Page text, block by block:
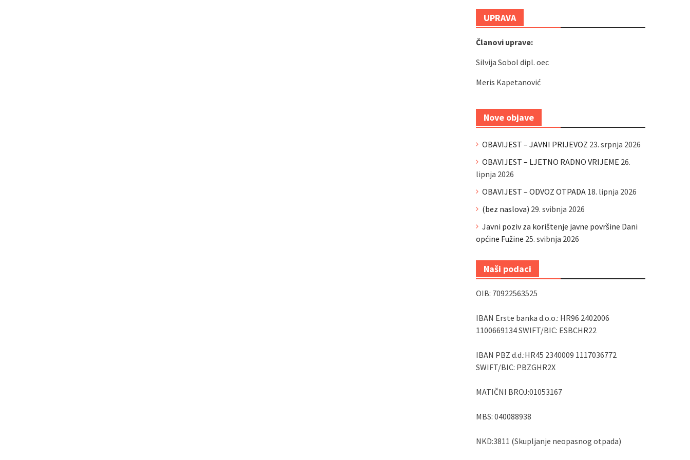
UPRAVA
Članovi uprave:
Silvija Sobol dipl. oec
Meris Kapetanović
Nove objave
OBAVIJEST – JAVNI PRIJEVOZ 23. srpnja 2026
OBAVIJEST – LJETNO RADNO VRIJEME 26.
lipnja 2026
OBAVIJEST – ODVOZ OTPADA 18. lipnja 2026
(bez naslova) 29. svibnja 2026
Javni poziv za korištenje javne površine Dani
općine Fužine 25. svibnja 2026
Naši podaci
OIB: 70922563525
IBAN Erste banka d.o.o.: HR96 2402006
1100669134 SWIFT/BIC: ESBCHR22
IBAN PBZ d.d.:HR45 2340009 1117036772
SWIFT/BIC: PBZGHR2X
MATIČNI BROJ:01053167
MBS: 040088938
NKD:3811 (Skupljanje neopasnog otpada)